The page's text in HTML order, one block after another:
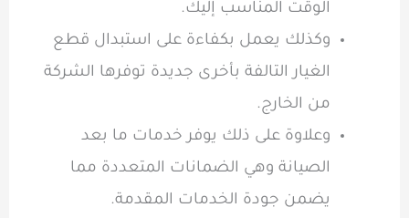
الوقت المناسب إليك.
وكذلك يعمل بكفاءة على استبدال قطع
الغيار التالفة بأخرى جديدة توفرها الشركة
من الخارج.
وعلاوة على ذلك يوفر خدمات ما بعد
الصيانة وهي الضمانات المتعددة مما
يضمن جودة الخدمات المقدمة.